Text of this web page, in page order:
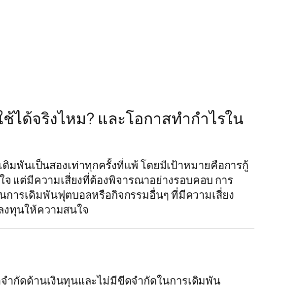
ได้จริงไหม? และโอกาสทำกำไรใน
มพันเป็นสองเท่าทุกครั้งที่แพ้ โดยมีเป้าหมายคือการกู้
แต่มีความเสี่ยงที่ต้องพิจารณาอย่างรอบคอบ การ
การเดิมพันฟุตบอลหรือกิจกรรมอื่นๆ ที่มีความเสี่ยง
ทุนให้ความสนใจ
กัดด้านเงินทุนและไม่มีขีดจำกัดในการเดิมพัน